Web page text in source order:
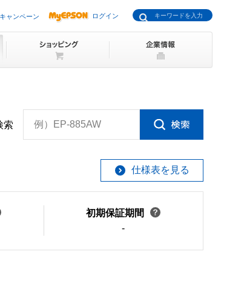
ャンペーン ログイン
索 例）EP-885AW
仕様表を見る
初期保証期間
-